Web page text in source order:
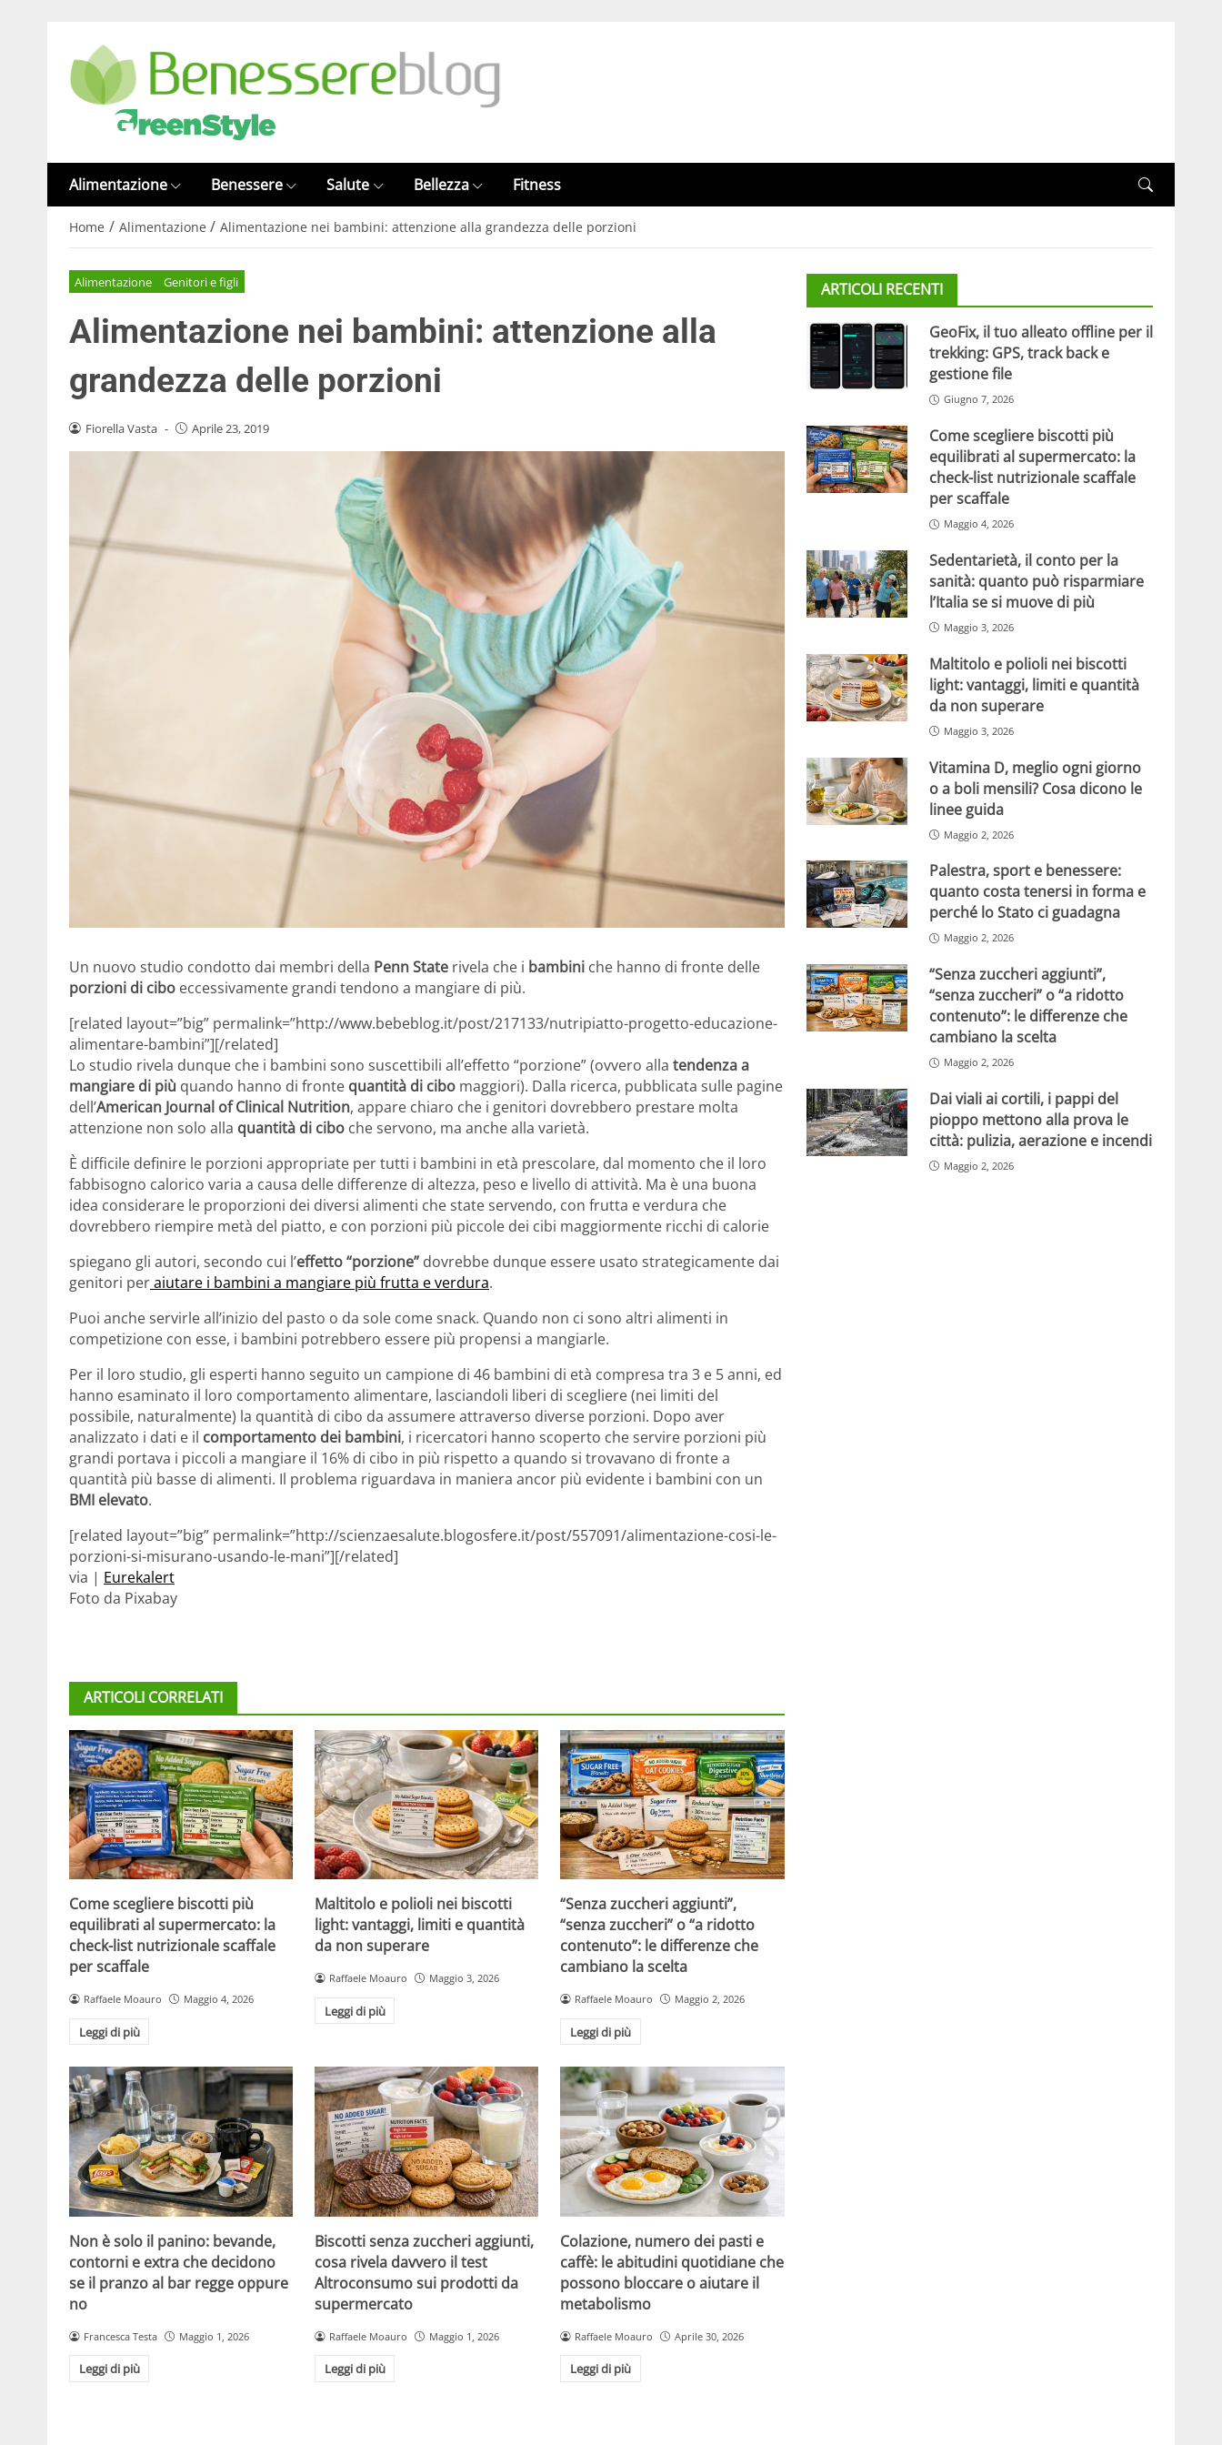
Alimentazione Benessere Salute Bellezza Fitness
Home / Alimentazione / Alimentazione nei bambini: attenzione alla grandezza delle porzioni
Alimentazione Genitori e figli
Alimentazione nei bambini: attenzione alla
grandezza delle porzioni
Fiorella Vasta - Aprile 23, 2019
Un nuovo studio condotto dai membri della Penn State rivela che i bambini che hanno di fronte delle
porzioni di cibo eccessivamente grandi tendono a mangiare di più.
[related layout=”big” permalink=”http://www.bebeblog.it/post/217133/nutripiatto-progetto-educazione-
alimentare-bambini”][/related]
Lo studio rivela dunque che i bambini sono suscettibili all’effetto “porzione” (ovvero alla tendenza a
mangiare di più quando hanno di fronte quantità di cibo maggiori). Dalla ricerca, pubblicata sulle pagine
dell’American Journal of Clinical Nutrition, appare chiaro che i genitori dovrebbero prestare molta
attenzione non solo alla quantità di cibo che servono, ma anche alla varietà.
È difficile definire le porzioni appropriate per tutti i bambini in età prescolare, dal momento che il loro
fabbisogno calorico varia a causa delle differenze di altezza, peso e livello di attività. Ma è una buona
idea considerare le proporzioni dei diversi alimenti che state servendo, con frutta e verdura che
dovrebbero riempire metà del piatto, e con porzioni più piccole dei cibi maggiormente ricchi di calorie
spiegano gli autori, secondo cui l’effetto “porzione” dovrebbe dunque essere usato strategicamente dai
genitori peraiutare i bambini a mangiare più frutta e verdura.
Puoi anche servirle all’inizio del pasto o da sole come snack. Quando non ci sono altri alimenti in
competizione con esse, i bambini potrebbero essere più propensi a mangiarle.
Per il loro studio, gli esperti hanno seguito un campione di 46 bambini di età compresa tra 3 e 5 anni, ed
hanno esaminato il loro comportamento alimentare, lasciandoli liberi di scegliere (nei limiti del
possibile, naturalmente) la quantità di cibo da assumere attraverso diverse porzioni. Dopo aver
analizzato i dati e il comportamento dei bambini, i ricercatori hanno scoperto che servire porzioni più
grandi portava i piccoli a mangiare il 16% di cibo in più rispetto a quando si trovavano di fronte a
quantità più basse di alimenti. Il problema riguardava in maniera ancor più evidente i bambini con un
BMI elevato.
[related layout=”big” permalink=”http://scienzaesalute.blogosfere.it/post/557091/alimentazione-cosi-le-
porzioni-si-misurano-usando-le-mani”][/related]
via | Eurekalert
Foto da Pixabay
ARTICOLI CORRELATI
Come scegliere biscotti più
equilibrati al supermercato: la
check-list nutrizionale scaffale
per scaffale
Raffaele Moauro Maggio 4, 2026
Leggi di più
Maltitolo e polioli nei biscotti
light: vantaggi, limiti e quantità
da non superare
Raffaele Moauro Maggio 3, 2026
Leggi di più
“Senza zuccheri aggiunti”,
“senza zuccheri” o “a ridotto
contenuto”: le differenze che
cambiano la scelta
Raffaele Moauro Maggio 2, 2026
Leggi di più
Non è solo il panino: bevande,
contorni e extra che decidono
se il pranzo al bar regge oppure
no
Francesca Testa Maggio 1, 2026
Leggi di più
Biscotti senza zuccheri aggiunti,
cosa rivela davvero il test
Altroconsumo sui prodotti da
supermercato
Raffaele Moauro Maggio 1, 2026
Leggi di più
Colazione, numero dei pasti e
caffè: le abitudini quotidiane che
possono bloccare o aiutare il
metabolismo
Raffaele Moauro Aprile 30, 2026
Leggi di più
ARTICOLI RECENTI
GeoFix, il tuo alleato offline per il
trekking: GPS, track back e
gestione file
Giugno 7, 2026
Come scegliere biscotti più
equilibrati al supermercato: la
check-list nutrizionale scaffale
per scaffale
Maggio 4, 2026
Sedentarietà, il conto per la
sanità: quanto può risparmiare
l’Italia se si muove di più
Maggio 3, 2026
Maltitolo e polioli nei biscotti
light: vantaggi, limiti e quantità
da non superare
Maggio 3, 2026
Vitamina D, meglio ogni giorno
o a boli mensili? Cosa dicono le
linee guida
Maggio 2, 2026
Palestra, sport e benessere:
quanto costa tenersi in forma e
perché lo Stato ci guadagna
Maggio 2, 2026
“Senza zuccheri aggiunti”,
“senza zuccheri” o “a ridotto
contenuto”: le differenze che
cambiano la scelta
Maggio 2, 2026
Dai viali ai cortili, i pappi del
pioppo mettono alla prova le
città: pulizia, aerazione e incendi
Maggio 2, 2026